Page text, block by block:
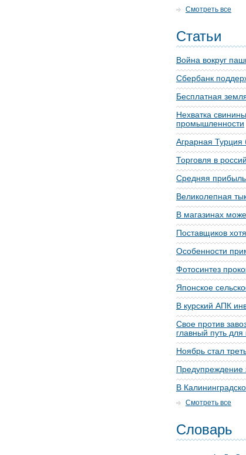
Смотреть все
Статьи
Война вокруг
Сбербанк
Бесплатная
Нехватка
промышленности
Аграрная Турция
Торговля в
Средняя
Великолепная
В магазинах
Поставщиков
Особенности
Фотосинтез
Японское
В курский АПК
Свое против
главный путь
Ноябрь стал
Предупреждение
В
Смотреть все
Словарь